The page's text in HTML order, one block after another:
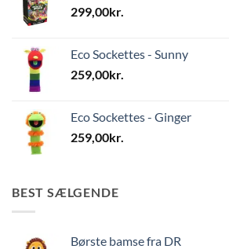
299,00kr.
Eco Sockettes - Sunny
259,00kr.
Eco Sockettes - Ginger
259,00kr.
BEST SÆLGENDE
Børste bamse fra DR